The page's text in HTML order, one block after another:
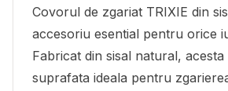
Covorul de zgariat TRIXIE din
accesoriu esential pentru orice
Fabricat din sisal natural,
suprafata ideala pentru